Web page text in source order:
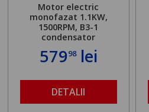
Motor electric
monofazat 1.1KW,
1500RPM, B3-1
condensator
57998lei
DETALII